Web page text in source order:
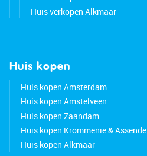
Amsterdam are easily
backyard
• Pleasant light
• Plot size: 83 m²
• The foundation has not
monitoring report is
• Located in a popular
Huis verkopen Alkmaar
Huis kopen
Huis kopen Amsterdam
Huis kopen Amstelveen
Huis kopen Zaandam
Huis kopen Krommenie &
Huis kopen Alkmaar